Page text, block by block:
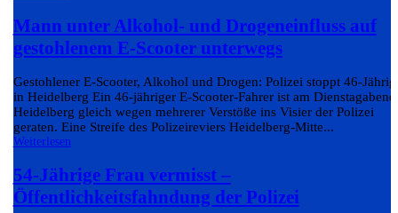
Mann unter Alkohol- und Drogeneinfluss auf
gestohlenem E-Scooter unterwegs
Gestohlener E-Scooter, Alkohol und Drogen: Polizei stoppt 46-
in Heidelberg Ein 46-jähriger E-Scooter-Fahrer ist am
Heidelberg gleich wegen mehrerer Verstöße ins Visier der Polizei
geraten. Eine Streife des Polizeireviers Heidelberg-Mitte...
Weiterlesen
54-Jährige Frau vermisst –
Öffentlichkeitsfahndung der Polizei